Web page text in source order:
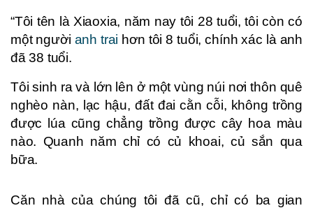
“Tôi tên là Xiaoxia, năm nay tôi 28 tuổi, tôi còn có
một người anh trai hơn tôi 8 tuổi, chính xác là anh
đã 38 tuổi.
Tôi sinh ra và lớn lên ở một vùng núi nơi thôn quê
nghèo nàn, lạc hậu, đất đai cằn cỗi, không trồng
được lúa cũng chẳng trồng được cây hoa màu
nào. Quanh năm chỉ có củ khoai, củ sắn qua
bữa.
Căn nhà của chúng tôi đã cũ, chỉ có ba gian